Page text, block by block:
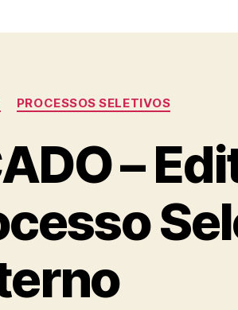
Categorias
PROCESSOS SELETIVOS
–